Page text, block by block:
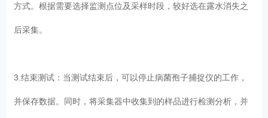
方式。根据需要选择监测点位及采样时段，较好选在露水消失之
后采集。
3.结束测试：当测试结束后，可以停止病菌孢子捕捉仪的工作，
并保存数据。同时，将采集器中收集到的样品进行检测分析，并